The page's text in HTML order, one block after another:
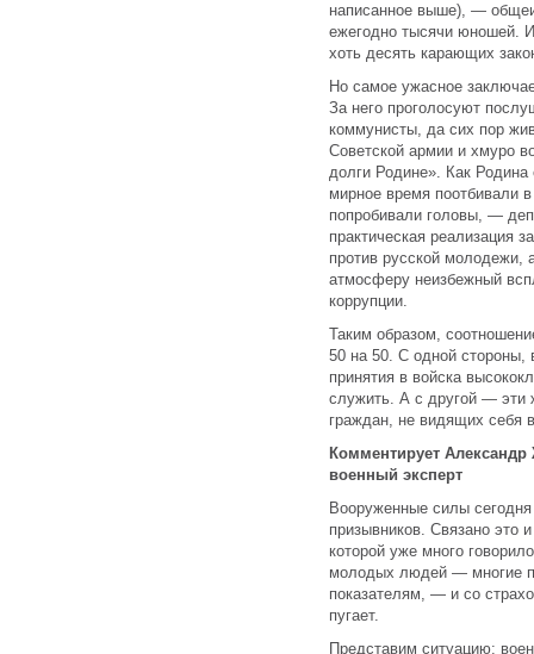
написанное выше), —
ежегодно тысячи юношей.
хоть десять карающих
Но самое ужасное
За него проголосуют
коммунисты, да сих пор
Советской армии и хмуро
долги Родине». Как
мирное время поотбивали
попробивали головы, —
практическая реализация
против русской
атмосферу неизбежный
коррупции.
Таким образом,
50 на 50. С одной стороны,
принятия в войска
служить. А с другой — эти
граждан, не видящих себя
Комментирует Александр
военный эксперт
Вооруженные силы
призывников. Связано это
которой уже много
молодых людей — многие
показателям, — и со
пугает.
Представим ситуацию: